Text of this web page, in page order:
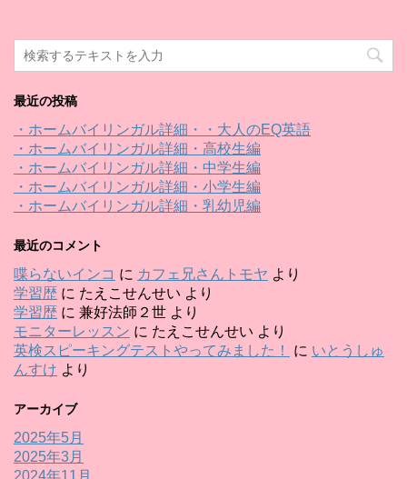
最近の投稿
・ホームバイリンガル詳細・・大人のEQ英語
・ホームバイリンガル詳細・高校生編
・ホームバイリンガル詳細・中学生編
・ホームバイリンガル詳細・小学生編
・ホームバイリンガル詳細・乳幼児編
最近のコメント
喋らないインコ に カフェ兄さんトモヤ より
学習歴 に たえこせんせい より
学習歴 に 兼好法師２世 より
モニターレッスン に たえこせんせい より
英検スピーキングテストやってみました！
に いとうしゅ
んすけ より
アーカイブ
2025年5月
2025年3月
2024年11月